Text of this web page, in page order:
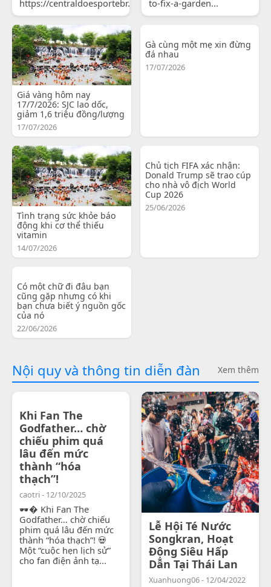
https://centraldoesportebr.substack.com/p/cucure...
to-fix-a-garden...
Giá vàng hôm nay
17/7/2026: SJC lao dốc,
giảm 1,6 triệu đồng/lượng
17/07/2026
Gà cùng một mẹ xin đừng
đá nhau
17/07/2026
Tình trạng sức khỏe báo
động khi cơ thể thiếu
vitamin
14/07/2026
Chủ tịch FIFA xác nhận:
Donald Trump sẽ trao cúp
cho nhà vô địch World
Cup 2026
25/06/2026
Có một chữ đi đâu bạn
cũng gặp nhưng có khi
bạn chưa biết ý nguồn gốc
của nó
22/06/2026
Nội quy và thông tin diễn đàn Xem thêm
Khi Fan The
Godfather… chờ
chiếu phim quá
lâu đến mức
thành “hóa
thạch”!
caotri - 12/10/2025
🕶� Khi Fan The
Godfather… chờ chiếu
phim quá lâu đến mức
thành “hóa thạch”! 💀
Một “cuộc hẹn lịch sử”
cho fan điện ảnh tạ...
Lễ Hội Té Nước
Songkran, Hoạt
Động Siêu Hấp
Dẫn Tại Thái Lan
Xuanhuong06 - 12/04/2022